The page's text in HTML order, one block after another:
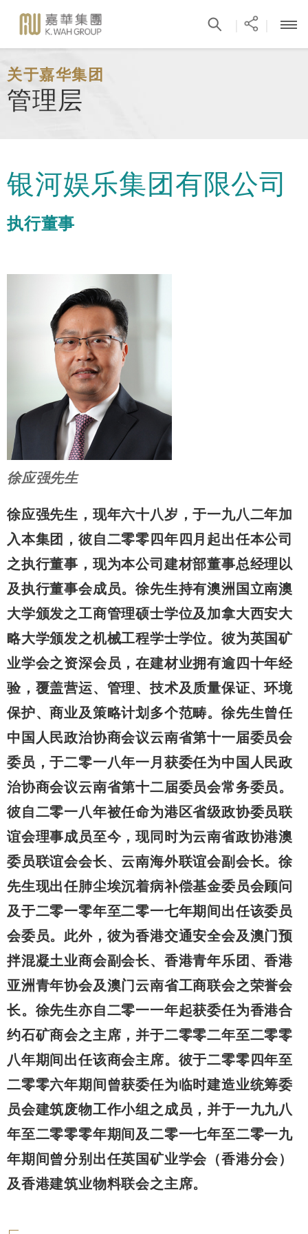
关于嘉华集团
管理层
银河娱乐集团有限公司
执行董事
徐应强先生
徐应强先生，现年六十八岁，于一九八二年加
入本集团，彼自二零零四年四月起出任本公司
之执行董事，现为本公司建材部董事总经理以
及执行董事会成员。徐先生持有澳洲国立南澳
大学颁发之工商管理硕士学位及加拿大西安大
略大学颁发之机械工程学士学位。彼为英国矿
业学会之资深会员，在建材业拥有逾四十年经
验，覆盖营运、管理、技术及质量保证、环境
保护、商业及策略计划多个范畴。徐先生曾任
中国人民政治协商会议云南省第十一届委员会
委员，于二零一八年一月获委任为中国人民政
治协商会议云南省第十二届委员会常务委员。
彼自二零一八年被任命为港区省级政协委员联
谊会理事成员至今，现同时为云南省政协港澳
委员联谊会会长、云南海外联谊会副会长。徐
先生现出任肺尘埃沉着病补偿基金委员会顾问
及于二零一零年至二零一七年期间出任该委员
会委员。此外，彼为香港交通安全会及澳门预
拌混凝土业商会副会长、香港青年乐团、香港
亚洲青年协会及澳门云南省工商联会之荣誉会
长。徐先生亦自二零一一年起获委任为香港合
约石矿商会之主席，并于二零零二年至二零零
八年期间出任该商会主席。彼于二零零四年至
二零零六年期间曾获委任为临时建造业统筹委
员会建筑废物工作小组之成员，并于一九九八
年至二零零零年期间及二零一七年至二零一九
年期间曾分别出任英国矿业学会（香港分会）
及香港建筑业物料联会之主席。